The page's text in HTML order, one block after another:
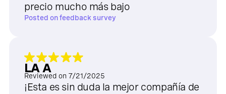
precio mucho más bajo
Posted onfeedback survey
LA A
Reviewed on 7/21/2025
¡Esta es sin duda la mejor compañía de